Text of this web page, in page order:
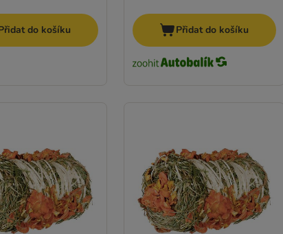
do košíku Přidat do košíku